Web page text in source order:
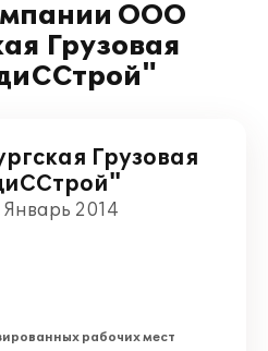
ООО
Грузовая
Грузовая
2014
рабочих мест